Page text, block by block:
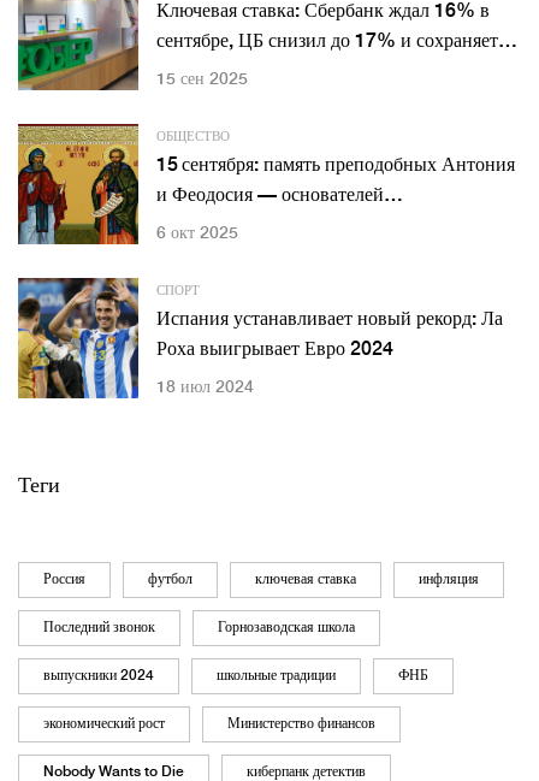
Ключевая ставка: Сбербанк ждал 16% в
сентябре, ЦБ снизил до 17% и сохраняет
жесткий курс
15 сен 2025
ОБЩЕСТВО
15 сентября: память преподобных Антония
и Феодосия — основателей
Киево‑Печерской лавры
6 окт 2025
СПОРТ
Испания устанавливает новый рекорд: Ла
Роха выигрывает Евро 2024
18 июл 2024
Теги
Россия футбол ключевая ставка инфляция
Последний звонок Горнозаводская школа
выпускники 2024 школьные традиции ФНБ
экономический рост Министерство финансов
Nobody Wants to Die киберпанк детектив